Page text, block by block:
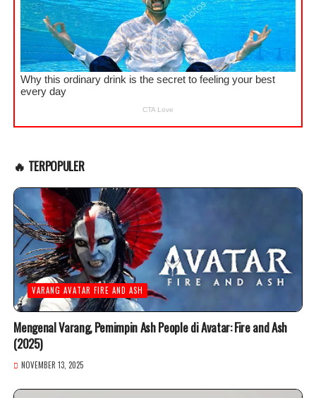
🔥 TERPOPULER
VARANG AVATAR FIRE AND ASH
Mengenal Varang, Pemimpin Ash People di Avatar: Fire and Ash
(2025)
NOVEMBER 13, 2025